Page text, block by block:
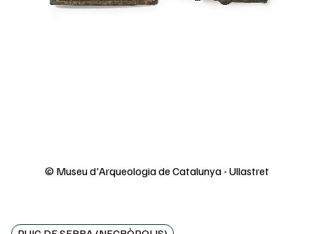
© Museu d'Arqueologia de Catalunya - Ullastret